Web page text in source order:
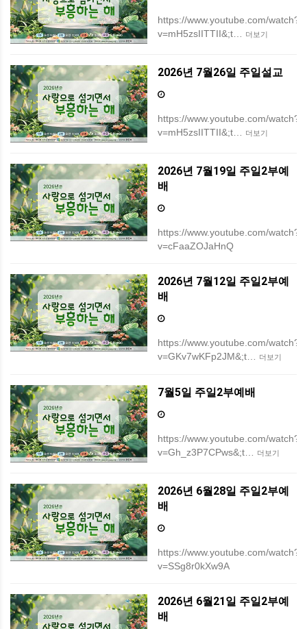
https://www.youtube.com/watch?
v=mH5zsIITTII&;t…
더보기
2026년 7월26일 주일설교
https://www.youtube.com/watch?
v=mH5zsIITTII&;t…
더보기
2026년 7월19일 주일2부예
배
https://www.youtube.com/watch?
v=cFaaZOJaHnQ
2026년 7월12일 주일2부예
배
https://www.youtube.com/watch?
v=GKv7wKFp2JM&;t…
더보기
7월5일 주일2부예배
https://www.youtube.com/watch?
v=Gh_z3P7CPws&;t…
더보기
2026년 6월28일 주일2부예
배
https://www.youtube.com/watch?
v=SSg8r0kXw9A
2026년 6월21일 주일2부예
배